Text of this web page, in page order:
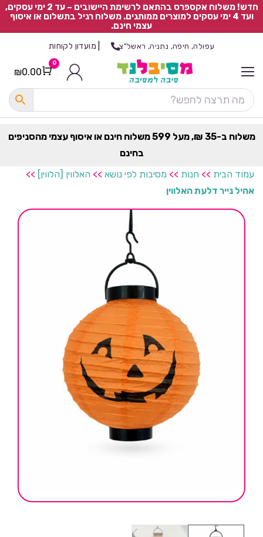
חדש! משלוח אקספרס בהתאם לרשימת היישובים – עד 2 ימי עסקים,
ועד 4 ימי עסקים למוצרים ממותגים. משלוח רגיל בתשלום או איסוף
עצמי חינם.
עפולה, חיפה, נתניה, ראשל"צ מועדון לקוחות
Cart
0
₪0.00
משלוח ב-35 ₪, מעל 599 משלוח חינם או איסוף עצמי מהסניפים
בחינם
עמוד הבית >> חנות >> מסיבות לפי נושא >> האלווין [הלווין] >>
אהיל נייר דלעת האלווין